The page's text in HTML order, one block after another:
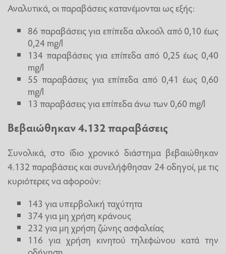
Αναλυτικά, οι παραβάσεις κατανέμονται ως εξής:
86 παραβάσεις για επίπεδα αλκοόλ από 0,10 έως
0,24 mg/l
134 παραβάσεις για επίπεδα από 0,25 έως 0,40
mg/l
55 παραβάσεις για επίπεδα από 0,41 έως 0,60
mg/l
13 παραβάσεις για επίπεδα άνω των 0,60 mg/l
Βεβαιώθηκαν 4.132 παραβάσεις
Συνολικά, στο ίδιο χρονικό διάστημα βεβαιώθηκαν
4.132 παραβάσεις και συνελήφθησαν 24 οδηγοί, με τις
κυριότερες να αφορούν:
143 για υπερβολική ταχύτητα
374 για μη χρήση κράνους
232 για μη χρήση ζώνης ασφαλείας
116 για χρήση κινητού τηλεφώνου κατά την